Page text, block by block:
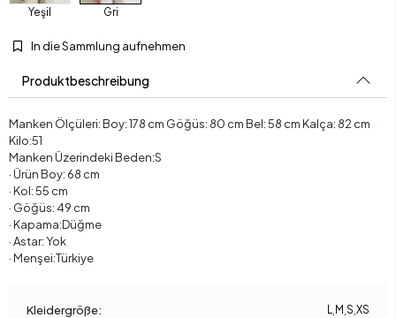
Yeşil Gri
In die Sammlung aufnehmen
Produktbeschreibung
Manken Ölçüleri: Boy: 178 cm Göğüs: 80 cm Bel: 58 cm Kalça: 82 cm
Kilo:51
Manken Üzerindeki Beden:S
· Ürün Boy: 68 cm
· Kol: 55 cm
· Göğüs: 49 cm
· Kapama:Düğme
· Astar: Yok
· Menşei:Türkiye
Kleidergröße: L M S XS